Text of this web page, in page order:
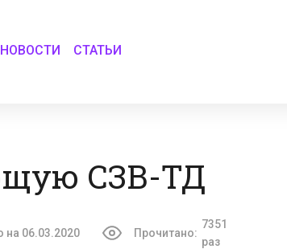
НОВОСТИ СТАТЬИ
СЗВ-ТД
на 06.03.2020 Прочитано:
7351
раз